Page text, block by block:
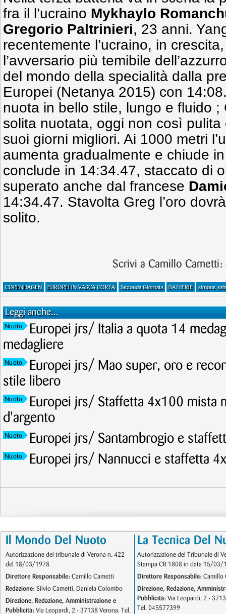
fra il l’ucraino Mykhaylo
Gregorio Paltrinieri, 23 anni.
recentemente l’ucraino, in
l’avversario più temibile
del mondo della specialità dalla
Europei (Netanya 2015) con
nuota in bello stile, lungo e fluido ;
solita nuotata, oggi non così
suoi giorni migliori. Ai 1000 metri
aumenta gradualmente e chiude
conclude in 14:34.47, staccato di
superato anche dal francese
14:34.47. Stavolta Greg l’oro
solito.
Scrivi a Camillo Cametti:
COPENHAGEN EUROPEI IN VASCA CORTA Seconda Giornata BATTERIE simone
Leggi anche...
Nuoto
Europei jrs/ Italia a quota 14
medagliere
Nuoto
Europei jrs/ Mao super, oro e
stile libero
Nuoto
Europei jrs/ Staffetta 4x100 mista
d'argento
Nuoto Europei jrs/ Santambrogio e
Nuoto Europei jrs/ Nannucci e staffetta
Il Mondo Del Nuoto
Autorizzazione del tribunale di Verona n. 422
del 18/03/1978
Direttore Responsabile: Camillo Cametti
Redazione: Silvio Cametti, Daniela Colombo
Direzione, Redazione, Amministrazione e
Pubblicità: Via Leopardi, 2 - 37138 Verona. Tel.
La Tecnica Del
Autorizzazione del Tribunale di
Stampa CR 1808 in data 15/03/
Direttore Responsabile: Camillo
Direzione, Redazione,
Pubblicità: Via Leopardi, 2 -
Tel. 045577399